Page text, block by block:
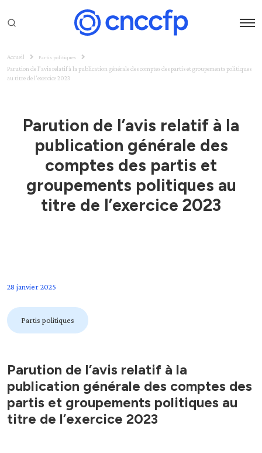
Accueil Partis politiques
Parution de l’avis relatif à la publication générale des comptes des partis et groupements politiques
au titre de l’exercice 2023
Parution de l’avis relatif à la
publication générale des
comptes des partis et
groupements politiques au
titre de l’exercice 2023
28 janvier 2025
Partis politiques
Parution de l’avis relatif à la
publication générale des comptes des
partis et groupements politiques au
titre de l’exercice 2023